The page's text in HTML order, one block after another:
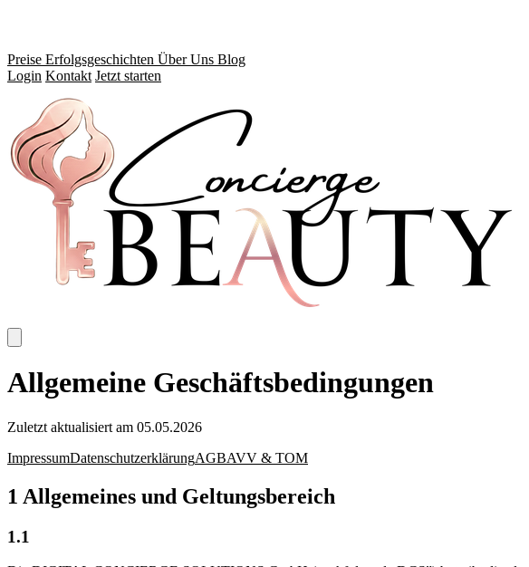
Preise Erfolgsgeschichten Über Uns Blog
Login Kontakt Jetzt starten
Allgemeine Geschäftsbedingungen
Zuletzt aktualisiert am 05.05.2026
ImpressumDatenschutzerklärungAGBAVV & TOM
1 Allgemeines und Geltungsbereich
1.1